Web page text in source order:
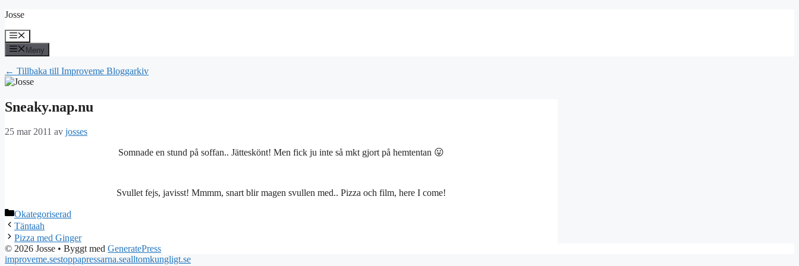
Hoppa
innehåll
Josse
Meny
Meny
← Tillbaka till Improveme Bloggarkiv
Sneaky.nap.nu
25 mar 2011 av josses
Somnade en stund på soffan.. Jätteskönt! Men fick ju inte så mkt gjort på hemtentan 😛
Svullet fejs, javisst! Mmmm, snart blir magen svullen med.. Pizza och film, here I come!
Kategorier
Okategoriserad
Täntaah
Pizza med Ginger
© 2026 Josse • Byggt med GeneratePress
improveme.sestoppapressarna.sealltomkungligt.se